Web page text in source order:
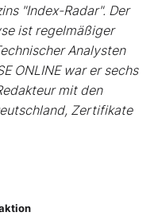
"Index-Radar". Der
ist regelmäßiger
Analysten
ONLINE war er sechs
mit den
Zertifikate